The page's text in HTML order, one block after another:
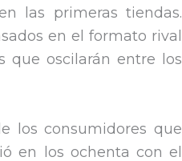
las primeras tiendas.
en el formato rival
que oscilarán entre los
los consumidores que
en los ochenta con el